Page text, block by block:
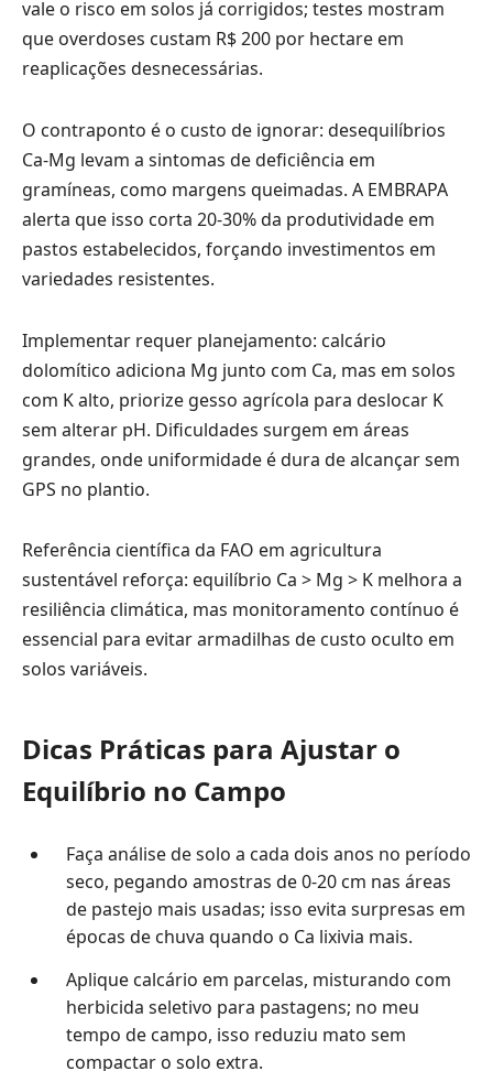
vale o risco em solos já corrigidos; testes mostram
que overdoses custam R$ 200 por hectare em
reaplicações desnecessárias.
O contraponto é o custo de ignorar: desequilíbrios
Ca-Mg levam a sintomas de deficiência em
gramíneas, como margens queimadas. A EMBRAPA
alerta que isso corta 20-30% da produtividade em
pastos estabelecidos, forçando investimentos em
variedades resistentes.
Implementar requer planejamento: calcário
dolomítico adiciona Mg junto com Ca, mas em solos
com K alto, priorize gesso agrícola para deslocar K
sem alterar pH. Dificuldades surgem em áreas
grandes, onde uniformidade é dura de alcançar sem
GPS no plantio.
Referência científica da FAO em agricultura
sustentável reforça: equilíbrio Ca > Mg > K melhora a
resiliência climática, mas monitoramento contínuo é
essencial para evitar armadilhas de custo oculto em
solos variáveis.
Dicas Práticas para Ajustar o
Equilíbrio no Campo
Faça análise de solo a cada dois anos no período
seco, pegando amostras de 0-20 cm nas áreas
de pastejo mais usadas; isso evita surpresas em
épocas de chuva quando o Ca lixivia mais.
Aplique calcário em parcelas, misturando com
herbicida seletivo para pastagens; no meu
tempo de campo, isso reduziu mato sem
compactar o solo extra.